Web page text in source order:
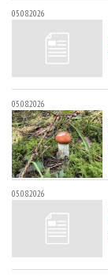
05.08.2026
05.08.2026
05.08.2026